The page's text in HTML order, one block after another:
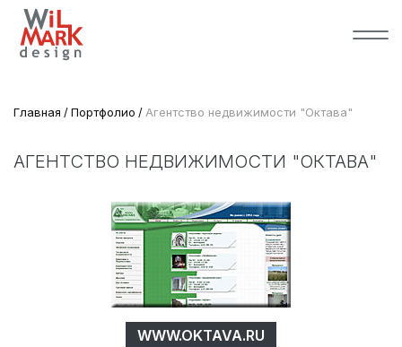
Главная Портфолио Агентство недвижимости "Октава"
АГЕНТСТВО НЕДВИЖИМОСТИ "ОКТАВА"
WWW.OKTAVA.RU